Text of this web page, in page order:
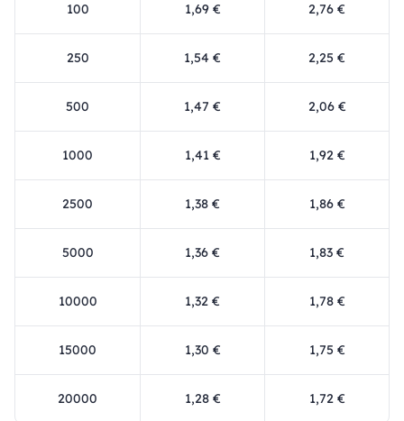
100 1,69 € 2,76 €
250 1,54 € 2,25 €
500 1,47 € 2,06 €
1000 1,41 € 1,92 €
2500 1,38 € 1,86 €
5000 1,36 € 1,83 €
10000 1,32 € 1,78 €
15000 1,30 € 1,75 €
20000 1,28 € 1,72 €